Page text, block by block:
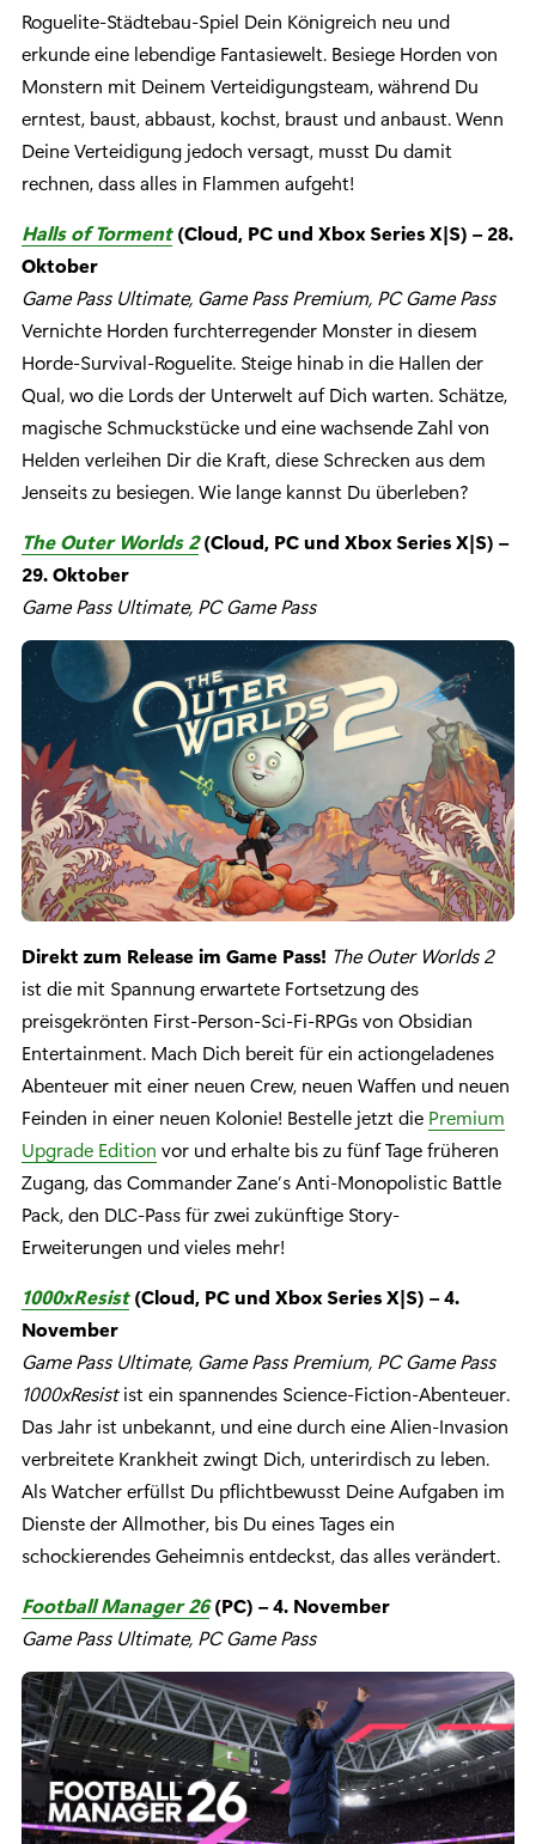
Roguelite-Städtebau-Spiel Dein Königreich neu und
erkunde eine lebendige Fantasiewelt. Besiege Horden von
Monstern mit Deinem Verteidigungsteam, während Du
erntest, baust, abbaust, kochst, braust und anbaust. Wenn
Deine Verteidigung jedoch versagt, musst Du damit
rechnen, dass alles in Flammen aufgeht!
Halls of Torment(Cloud, PC und Xbox Series X|S) – 28.
Oktober
Game Pass Ultimate, Game Pass Premium, PC Game Pass
Vernichte Horden furchterregender Monster in diesem
Horde-Survival-Roguelite. Steige hinab in die Hallen der
Qual, wo die Lords der Unterwelt auf Dich warten. Schätze,
magische Schmuckstücke und eine wachsende Zahl von
Helden verleihen Dir die Kraft, diese Schrecken aus dem
Jenseits zu besiegen. Wie lange kannst Du überleben?
The Outer Worlds 2(Cloud, PC und Xbox Series X|S) –
29. Oktober
Game Pass Ultimate, PC Game Pass
Direkt zum Release im Game Pass! The Outer Worlds 2
ist die mit Spannung erwartete Fortsetzung des
preisgekrönten First-Person-Sci-Fi-RPGs von Obsidian
Entertainment. Mach Dich bereit für ein actiongeladenes
Abenteuer mit einer neuen Crew, neuen Waffen und neuen
Feinden in einer neuen Kolonie! Bestelle jetzt die Premium
Upgrade Edition vor und erhalte bis zu fünf Tage früheren
Zugang, das Commander Zane’s Anti-Monopolistic Battle
Pack, den DLC-Pass für zwei zukünftige Story-
Erweiterungen und vieles mehr!
1000xResist(Cloud, PC und Xbox Series X|S) – 4.
November
Game Pass Ultimate, Game Pass Premium, PC Game Pass
1000xResistist ein spannendes Science-Fiction-Abenteuer.
Das Jahr ist unbekannt, und eine durch eine Alien-Invasion
verbreitete Krankheit zwingt Dich, unterirdisch zu leben.
Als Watcher erfüllst Du pflichtbewusst Deine Aufgaben im
Dienste der Allmother, bis Du eines Tages ein
schockierendes Geheimnis entdeckst, das alles verändert.
Football Manager 26(PC) – 4. November
Game Pass Ultimate, PC Game Pass